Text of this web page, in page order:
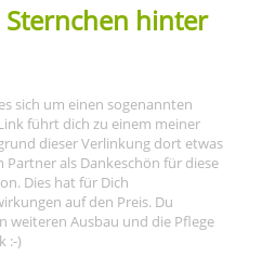
hinter
sich um einen sogenannten
führt dich zu einem meiner
dieser Verlinkung dort etwas
als Dankeschön für diese
Dies hat für Dich
auf den Preis. Du
weiteren Ausbau und die Pflege
:-)